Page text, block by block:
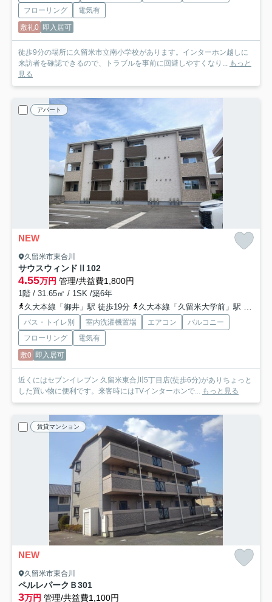
フローリング
電気有
敷礼0 即入居可
徒歩9分の場所に久留米市立南小学校があります。インターホン越しに
来訪者を確認できるので、トラブルを事前に回避しやすくなり... もっと
見る
アパート
NEW
久留米市東合川
サウスウィンドⅡ 102
4.55万円 管理/共益費1,800円
1階 / 31.65㎡ / 1SK /築6年
久大本線「御井」駅 徒歩19分
久大本線「久留米大学前」駅 徒歩24分
バス・トイレ別 室内洗濯機置場 エアコン
バルコニー
フローリング
電気有
敷0 即入居可
近くにはセブンイレブン 久留米東合川5丁目店(徒歩6分)がありちょっと
した買い物に便利です。来客時にはTVインターホンで... もっと見る
賃貸マンション
NEW
久留米市東合川
ペルレパークＢ301
3万円 管理/共益費1,100円